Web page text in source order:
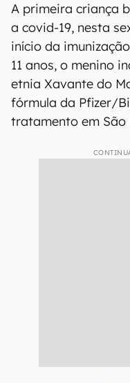
A primeira criança
a covid-19, nesta
início da
11 anos, o menino
etnia Xavante do
fórmula da Pfizer/
tratamento em São